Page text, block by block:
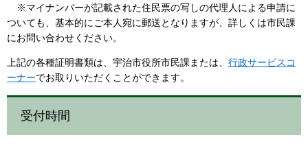
※マイナンバーが記載された住民票の写しの代理人による申請に
ついても、基本的にご本人宛に郵送となりますが、詳しくは市民課
にお問い合わせください。
上記の各種証明書類は、宇治市役所市民課または、 行政サービスコ
ーナーでお取りいただくことができます。
受付時間